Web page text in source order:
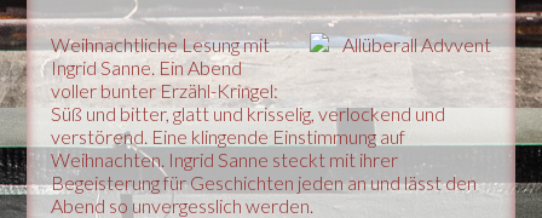
Weihnachtliche Lesung mit
Ingrid Sanne. Ein Abend
voller bunter Erzähl-Kringel:
Süß und bitter, glatt und krisselig, verlockend und
verstörend. Eine klingende Einstimmung auf
Weihnachten. Ingrid Sanne steckt mit ihrer
Begeisterung für Geschichten jeden an und lässt den
Abend so unvergesslich werden.